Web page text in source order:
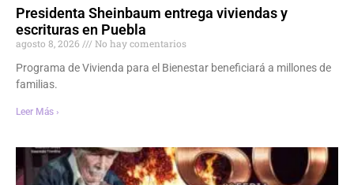
Presidenta Sheinbaum entrega viviendas y
escrituras en Puebla
agosto 8, 2026
No hay comentarios
Programa de Vivienda para el Bienestar beneficiará a millones de
familias.
Leer Más ›